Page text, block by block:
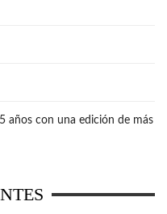
años con una edición de más